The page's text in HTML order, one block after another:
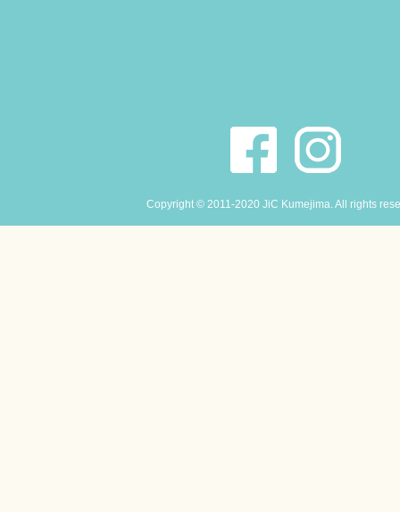
Copyright © 2011-2020 JiC Kumejima. All rights